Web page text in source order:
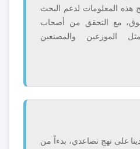
هذه المعلومات لدعم البحث
مع التحقق من أصحاب
الموزعين والمصنعين
على نهج تصاعدي، بدءاً من